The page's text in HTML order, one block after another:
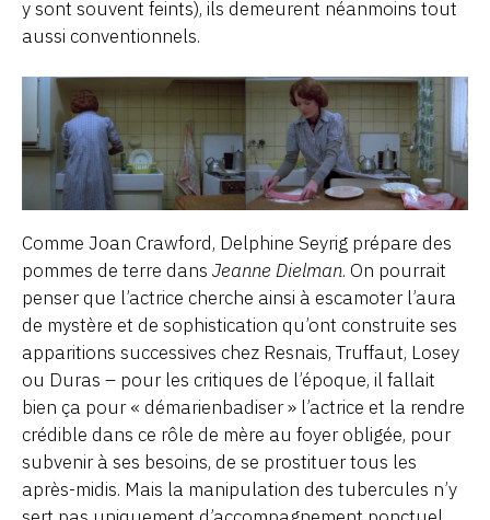
y sont souvent feints), ils demeurent néanmoins tout
aussi conventionnels.
Comme Joan Crawford, Delphine Seyrig prépare des
pommes de terre dans Jeanne Dielman. On pourrait
penser que l’actrice cherche ainsi à escamoter l’aura
de mystère et de sophistication qu’ont construite ses
apparitions successives chez Resnais, Truffaut, Losey
ou Duras – pour les critiques de l’époque, il fallait
bien ça pour « démarienbadiser » l’actrice et la rendre
crédible dans ce rôle de mère au foyer obligée, pour
subvenir à ses besoins, de se prostituer tous les
après-midis. Mais la manipulation des tubercules n’y